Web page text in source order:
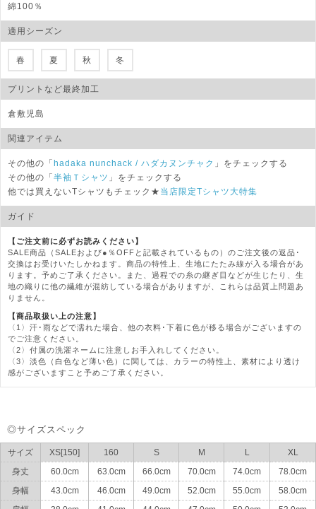
綿100％
適用シーズン
春 夏 秋 冬
プリントなど最終加工
倉敷児島
関連アイテム
その他の「hadaka nunchack / ハダカヌンチャク 」をチェックする
その他の「半袖Ｔシャツ 」をチェックする
他では買えないTシャツもチェック★ 当店限定Tシャツ大特集
ガイド
【ご注文前に必ずお読みください】
SALE商品（SALEおよび●％OFFと記載されているもの）のご注文後の返品･
交換はお受けいたしかねます。商品の特性上、生地にたたみ線が入る場合があ
ります。予めご了承ください。また、過程での糸の継ぎ目などが生じたり、生
地の織りに他の繊維が混紡している場合がありますが、これらは品質上問題あ
りません。
【商品取扱い上の注意】
〈1〉汗･雨などで濡れた場合、他の衣料･下着に色が移る場合がございますの
でご注意ください。
〈2〉付属の洗濯ネームに注意しお手入れしてください。
〈3〉淡色（白色など薄い色）に関しては、カラーの特性上、素材により透け
感がございますこと予めご了承ください。
◎サイズスペック
サイズ XS[150] 160 S M L
XL
身丈
60.0cm 63.0cm 66.0cm 70.0cm 74.0cm
78.0cm
身幅
43.0cm 46.0cm 49.0cm 52.0cm 55.0cm
58.0cm